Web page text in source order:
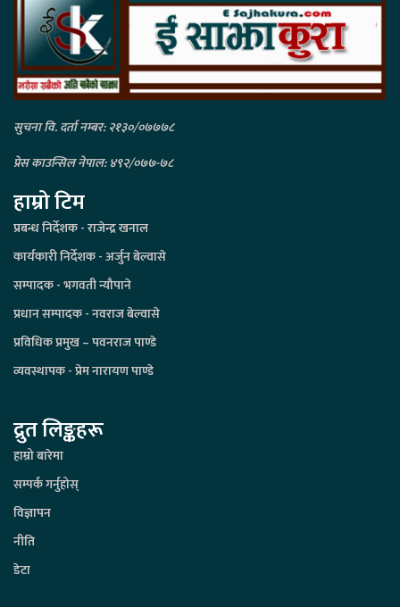
सुचना वि. दर्ता नम्बर: २१३०/०७७७८
प्रेस काउन्सिल नेपाल: ४९२/०७७-७८
हाम्रो टिम
प्रबन्ध निर्देशक - राजेन्द्र खनाल
कार्यकारी निर्देशक - अर्जुन बेल्वासे
सम्पादक - भगवती न्यौपाने
प्रधान सम्पादक - नवराज बेल्वासे
प्रविधिक प्रमुख – पवनराज पाण्डे
व्यवस्थापक - प्रेम नारायण पाण्डे
द्रुत लिङ्कहरू
हाम्रो बारेमा
सम्पर्क गर्नुहोस्
विज्ञापन
नीति
डेटा